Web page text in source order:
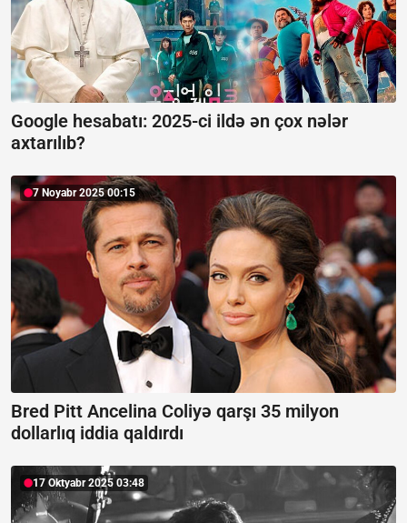
Google hesabatı: 2025-ci ildə ən çox nələr
axtarılıb?
7 Noyabr 2025 00:15
Bred Pitt Ancelina Coliyə qarşı 35 milyon
dollarlıq iddia qaldırdı
17 Oktyabr 2025 03:48